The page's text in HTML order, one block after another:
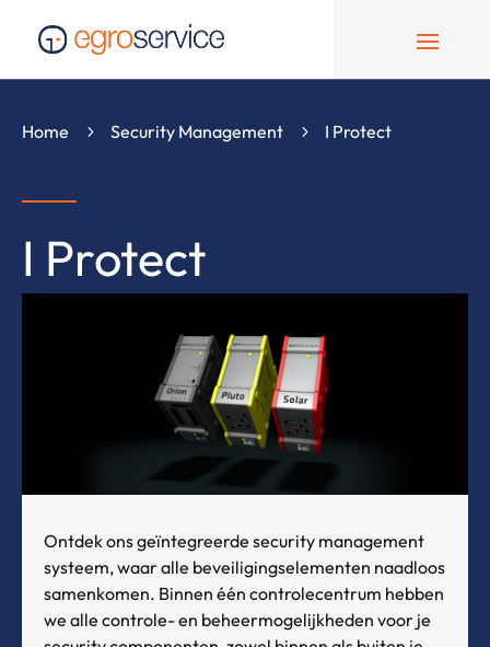
Home 5 Security Management 5 I Protect
I Protect
Ontdek ons geïntegreerde security management
systeem, waar alle beveiligingselementen naadloos
samenkomen. Binnen één controlecentrum hebben
we alle controle- en beheermogelijkheden voor je